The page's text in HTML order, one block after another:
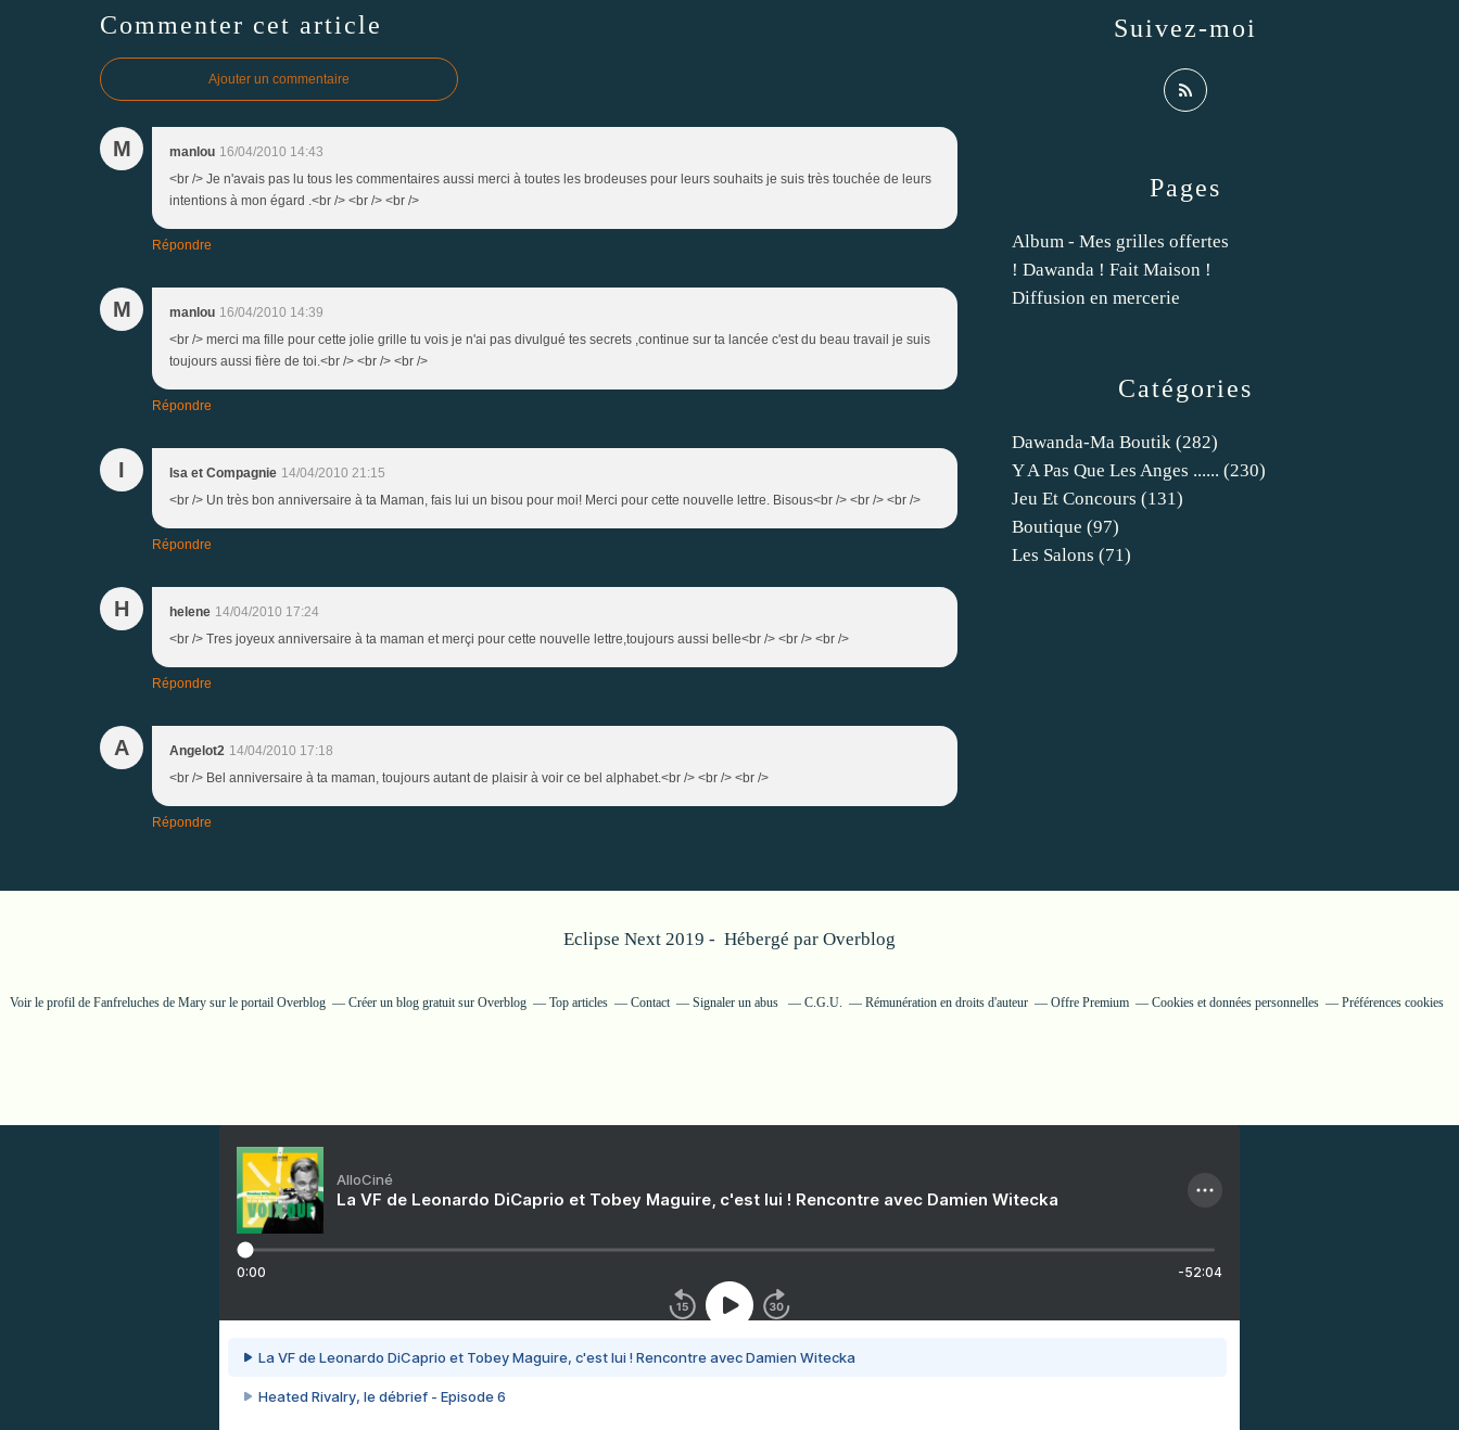
Commenter cet article
Ajouter un commentaire
M manlou 16/04/2010 14:43
<br /> Je n'avais pas lu tous les commentaires aussi merci à toutes les brodeuses pour leurs souhaits je suis très touchée de leurs
intentions à mon égard .<br /> <br /> <br />
Répondre
M manlou 16/04/2010 14:39
<br /> merci ma fille pour cette jolie grille tu vois je n'ai pas divulgué tes secrets ,continue sur ta lancée c'est du beau travail je suis
toujours aussi fière de toi.<br /> <br /> <br />
Répondre
I Isa et Compagnie 14/04/2010 21:15
<br /> Un très bon anniversaire à ta Maman, fais lui un bisou pour moi! Merci pour cette nouvelle lettre. Bisous<br /> <br /> <br />
Répondre
H helene 14/04/2010 17:24
<br /> Tres joyeux anniversaire à ta maman et merçi pour cette nouvelle lettre,toujours aussi belle<br /> <br /> <br />
Répondre
A Angelot2 14/04/2010 17:18
<br /> Bel anniversaire à ta maman, toujours autant de plaisir à voir ce bel alphabet.<br /> <br /> <br />
Répondre
Catégories
Dawanda-Ma Boutik (282)
Y A Pas Que Les Anges ...... (230)
Jeu Et Concours (131)
Boutique (97)
Les Salons (71)
Pages
Album - Mes grilles offertes
! Dawanda ! Fait Maison !
Diffusion en mercerie
Suivez-moi
Eclipse Next 2019 - Hébergé par Overblog
Voir le profil de Fanfreluches de Marysur le portail Overblog Créer un blog gratuit sur Overblog Top articles Contact Signaler un abus C.G.U. Rémunération en droits d'auteur Offre Premium Cookies et données personnelles Préférences cookies
AlloCiné
La VF de Leonardo DiCaprio et Tobey Maguire, c'est lui ! Rencontre avec Damien Witecka
0:00 -52:04
La VF de Leonardo DiCaprio et Tobey Maguire, c'est lui ! Rencontre avec Damien Witecka
Heated Rivalry, le débrief - Episode 6